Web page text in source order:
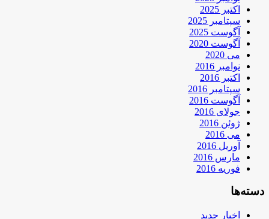
اکتبر 2025
سپتامبر 2025
آگوست 2025
آگوست 2020
می 2020
نوامبر 2016
اکتبر 2016
سپتامبر 2016
آگوست 2016
جولای 2016
ژوئن 2016
می 2016
آوریل 2016
مارس 2016
فوریه 2016
دسته‌ها
اخبار جدید